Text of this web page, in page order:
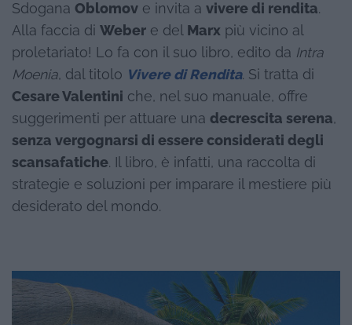
Sdogana Oblomov e invita a vivere di rendita.
Alla faccia di Weber e del Marx più vicino al
proletariato! Lo fa con il suo libro, edito da Intra
Moenia, dal titolo Vivere di Rendita. Si tratta di
Cesare Valentini che, nel suo manuale, offre
suggerimenti per attuare una decrescita serena,
senza vergognarsi di essere considerati degli
scansafatiche. Il libro, è infatti, una raccolta di
strategie e soluzioni per imparare il mestiere più
desiderato del mondo.